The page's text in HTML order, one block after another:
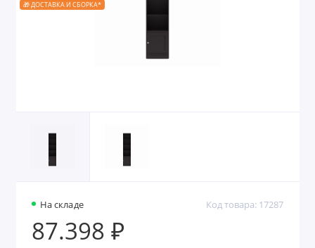
🎁 ДОСТАВКА И СБОРКА*
На складе Код товара: 17287
87.398 ₽